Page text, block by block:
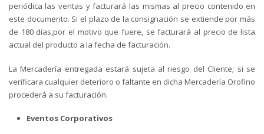
periódica las ventas y facturará las mismas al precio contenido en
este documento. Si el plazo de la consignación se extiende por más
de 180 días,por el motivo que fuere, se facturará al precio de lista
actual del producto a la fecha de facturación.
La Mercadería entregada estará sujeta al riesgo del Cliente; si se
verificara cualquier deterioro o faltante en dicha Mercadería Orofino
procederá a su facturación.
Eventos Corporativos